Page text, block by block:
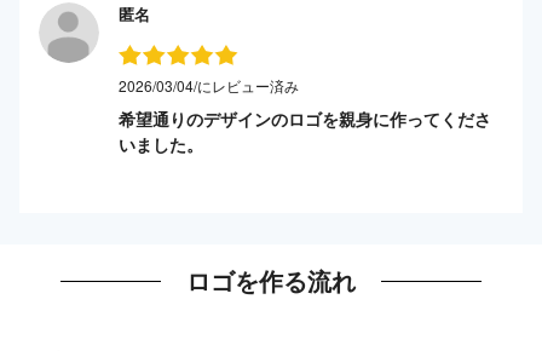
匿名
2026/03/04/にレビュー済み
希望通りのデザインのロゴを親身に作ってくださ
いました。
ロゴを作る流れ